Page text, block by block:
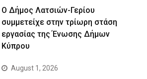
Ο Δήμος Λατσιών-Γερίου
συμμετείχε στην τρίωρη στάση
εργασίας της Ένωσης Δήμων
Κύπρου
August 1, 2026